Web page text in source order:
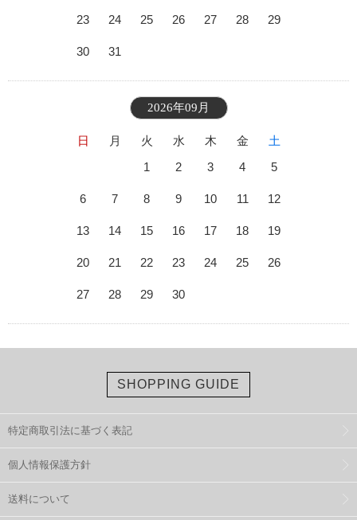
23 24 25 26 27 28 29
30 31
2026年09月
日 月 火 水 木 金
土
1
2 3 4 5
6 7 8 9 10 11 12
13 14 15 16 17 18 19
20 21 22 23 24 25 26
27 28 29 30
SHOPPING GUIDE
特定商取引法に基づく表記
個人情報保護方針
送料について